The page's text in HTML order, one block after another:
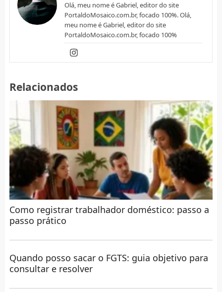
Olá, meu nome é Gabriel, editor do site
PortaldoMosaico.com.br, focado 100%. Olá,
meu nome é Gabriel, editor do site
PortaldoMosaico.com.br, focado 100%
Relacionados
Como registrar trabalhador doméstico: passo a
passo prático
Quando posso sacar o FGTS: guia objetivo para
consultar e resolver